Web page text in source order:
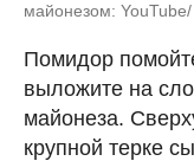
майонезом:
Помидор
выложите на
майонеза.
крупной терке